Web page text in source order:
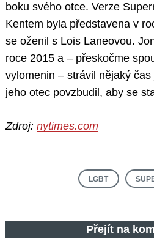
boku svého otce. Verze
Kentem byla představena v
se oženil s Lois Laneovou.
roce 2015 a – přeskočme
vylomenin – strávil nějaký
jeho otec povzbudil, aby se
Zdroj: nytimes.com
LGBT
Přejít na